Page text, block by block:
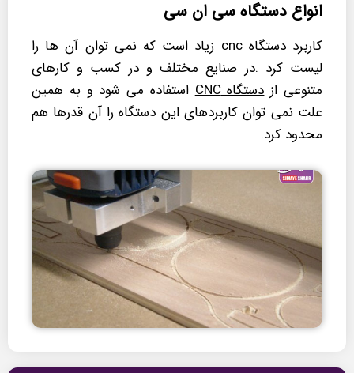
انواع مواد و متریال غیر فلزات می باشد.
مشاهده جزئیات
انواع دستگاه سی ان سی
کاربرد دستگاه cnc زیاد است که نمی توان آن ها را
لیست کرد .در صنایع مختلف و در کسب و کارهای
متنوعی ازدستگاه CNC
استفاده می شود و به همین
علت نمی توان کاربردهای این دستگاه را آن قدرها هم
محدود کرد.